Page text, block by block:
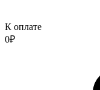
К оплате
0₽